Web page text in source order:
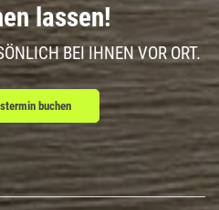
lassen!
BEI IHNEN VOR ORT.
buchen